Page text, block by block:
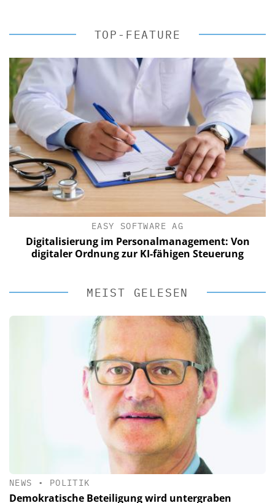
TOP-FEATURE
EASY SOFTWARE AG
Digitalisierung im Personalmanagement: Von
digitaler Ordnung zur KI-fähigen Steuerung
MEIST GELESEN
NEWS • POLITIK
Demokratische Beteiligung wird untergraben